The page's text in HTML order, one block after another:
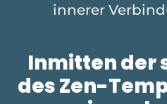
innerer
Inmitten der
des Zen-